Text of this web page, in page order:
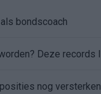
bondscoach
nog versterken